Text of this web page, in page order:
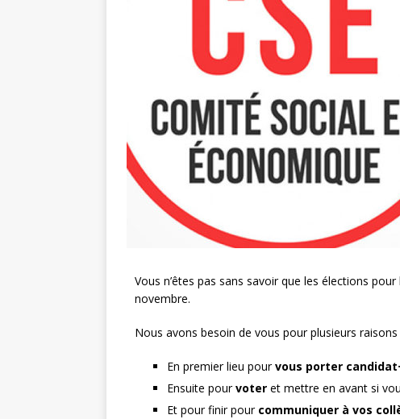
Vous n’êtes pas sans savoir que les élections
novembre.
Nous avons besoin de vous pour plusieurs raisons
En premier lieu pourvous porter
Ensuite pourvoter et mettre en avant si
Et pour finir pour communiquer à vos